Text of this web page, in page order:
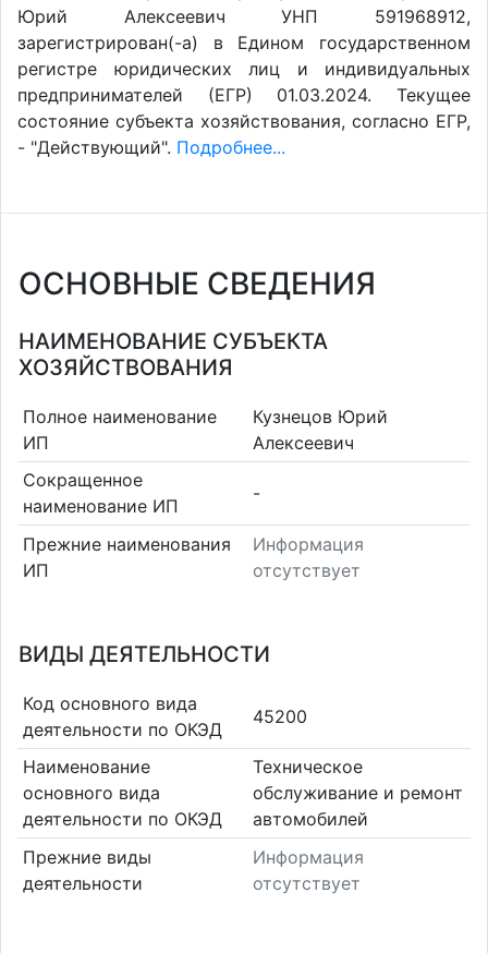
Юрий Алексеевич УНП 591968912,
зарегистрирован(-а) в Едином государственном
регистре юридических лиц и индивидуальных
предпринимателей (ЕГР) 01.03.2024. Текущее
состояние субъекта хозяйствования, согласно ЕГР,
- "Действующий". Подробнее...
ОСНОВНЫЕ СВЕДЕНИЯ
НАИМЕНОВАНИЕ СУБЪЕКТА
ХОЗЯЙСТВОВАНИЯ
Полное наименование
ИП
Кузнецов Юрий
Алексеевич
Сокращенное
наименование ИП
-
Прежние наименования
ИП
Информация
отсутствует
ВИДЫ ДЕЯТЕЛЬНОСТИ
Код основного вида
деятельности по ОКЭД
45200
Наименование
основного вида
деятельности по ОКЭД
Техническое
обслуживание и ремонт
автомобилей
Прежние виды
деятельности
Информация
отсутствует